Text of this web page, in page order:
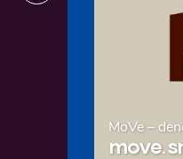
MoVe –